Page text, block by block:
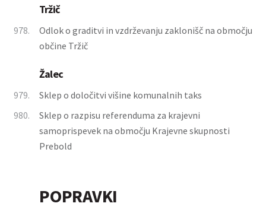
Tržič
978.
Odlok o graditvi in vzdrževanju zaklonišč na območju
občine Tržič
Žalec
979.
Sklep o določitvi višine komunalnih taks
980.
Sklep o razpisu referenduma za krajevni
samoprispevek na območju Krajevne skupnosti
Prebold
POPRAVKI